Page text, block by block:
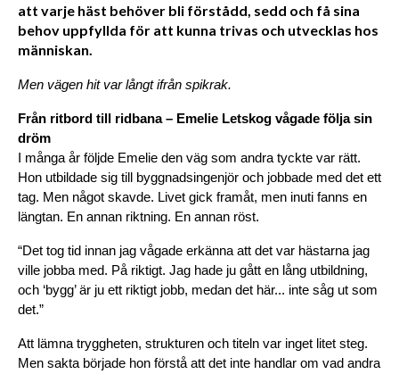
att varje häst behöver bli förstådd, sedd och få sina
behov uppfyllda för att kunna trivas och utvecklas hos
människan.
Men vägen hit var långt ifrån spikrak.
Från ritbord till ridbana – Emelie Letskog vågade följa sin
dröm
I många år följde Emelie den väg som andra tyckte var rätt.
Hon utbildade sig till byggnadsingenjör och jobbade med det ett
tag. Men något skavde. Livet gick framåt, men inuti fanns en
längtan. En annan riktning. En annan röst.
“Det tog tid innan jag vågade erkänna att det var hästarna jag
ville jobba med. På riktigt. Jag hade ju gått en lång utbildning,
och ‘bygg’ är ju ett riktigt jobb, medan det här... inte såg ut som
det.”
Att lämna tryggheten, strukturen och titeln var inget litet steg.
Men sakta började hon förstå att det inte handlar om vad andra